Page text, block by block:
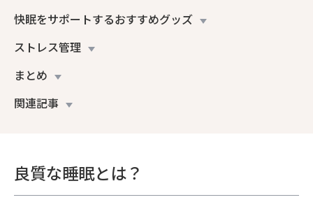
快眠をサポートするおすすめグッズ
ストレス管理
まとめ
関連記事
良質な睡眠とは？